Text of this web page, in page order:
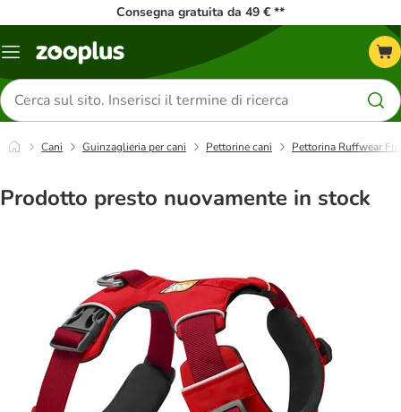
Consegna gratuita da 49 € **
Overview
Cerca
prodotti
Cani Guinzaglieria per cani Pettorine cani Pettorina Ruffwear
Prodotto presto nuovamente in stock